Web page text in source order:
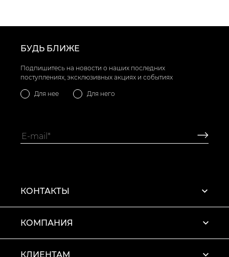
БУДЬ БЛИЖЕ
Подпишитесь на новости о наших последних
поступлениях, эксклюзивных акциях и событиях
Для нее Для него
КОНТАКТЫ
КОМПАНИЯ
КЛИЕНТАМ